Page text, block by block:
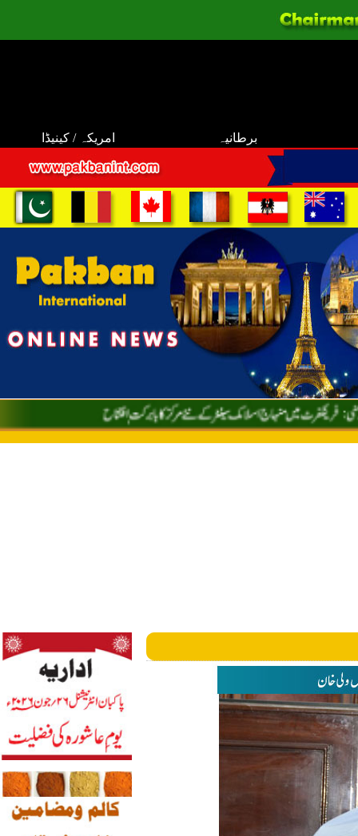
امریکہ / کینیڈا برطانیہ